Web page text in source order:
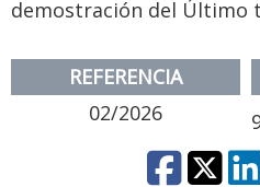
demostración del Último
REFERENCIA
02/2026